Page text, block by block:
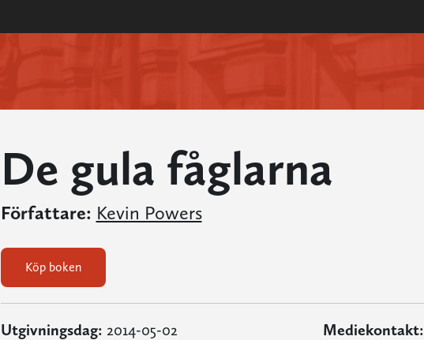
De gula fåglarna
Författare: Kevin Powers
Köp boken
Utgivningsdag: 2014-05-02
Mediekontakt: